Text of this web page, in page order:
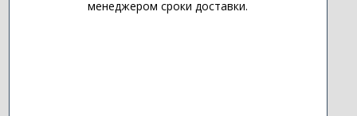
менеджером сроки доставки.